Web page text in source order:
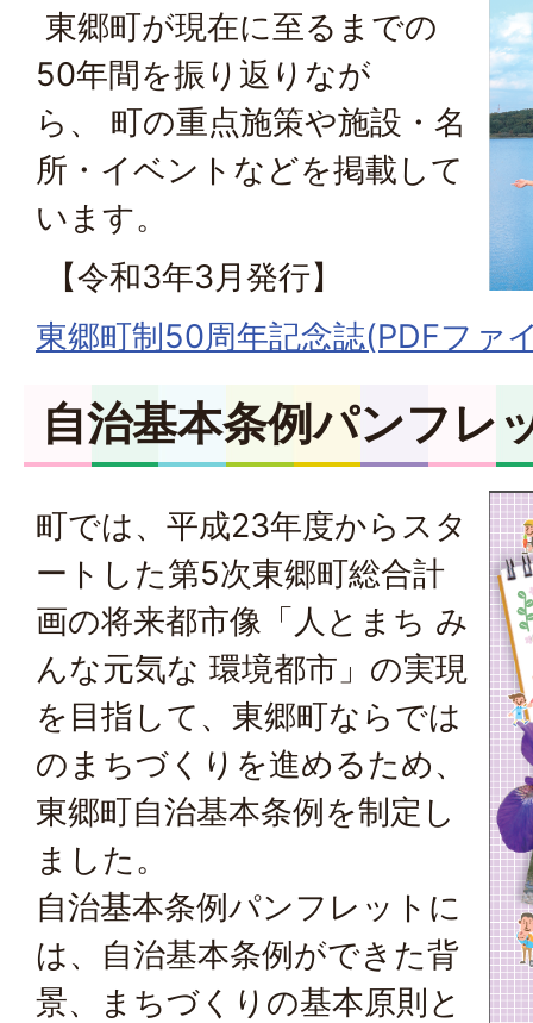
東郷町が現在に至るまでの
50年間を振り返りなが
ら、 町の重点施策や施設・名
所・イベントなどを掲載して
います。
【令和3年3月発行】
東郷町制50周年記念誌(PDFファ
自治基本条例パンフレ
町では、平成23年度からスタ
ートした第5次東郷町総合計
画の将来都市像 「人とまち み
んな元気な 環境都市 」の実現
を目指して、東郷町ならでは
のまちづくりを進めるため、
東郷町自治基本条例を制定し
ました。
自治基本条例パンフレットに
は、自治基本条例ができた背
景、まちづくりの基本原則と